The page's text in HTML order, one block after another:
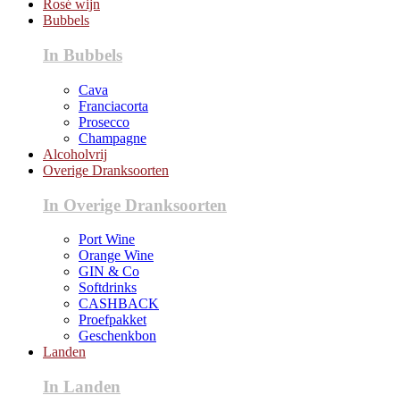
Rosé wijn
Bubbels
In Bubbels
Cava
Franciacorta
Prosecco
Champagne
Alcoholvrij
Overige Dranksoorten
In Overige Dranksoorten
Port Wine
Orange Wine
GIN & Co
Softdrinks
CASHBACK
Proefpakket
Geschenkbon
Landen
In Landen